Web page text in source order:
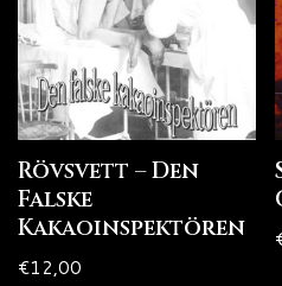
Rövsvett – Den
Falske
Kakaoinspektören
€12,00